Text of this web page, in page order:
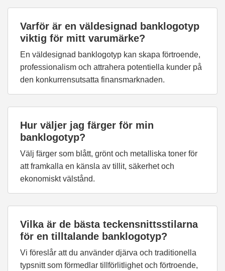
Varför är en väldesignad banklogotyp
viktig för mitt varumärke?
En väldesignad banklogotyp kan skapa förtroende,
professionalism och attrahera potentiella kunder på
den konkurrensutsatta finansmarknaden.
Hur väljer jag färger för min
banklogotyp?
Välj färger som blått, grönt och metalliska toner för
att framkalla en känsla av tillit, säkerhet och
ekonomiskt välstånd.
Vilka är de bästa teckensnittsstilarna
för en tilltalande banklogotyp?
Vi föreslår att du använder djärva och traditionella
typsnitt som förmedlar tillförlitlighet och förtroende,